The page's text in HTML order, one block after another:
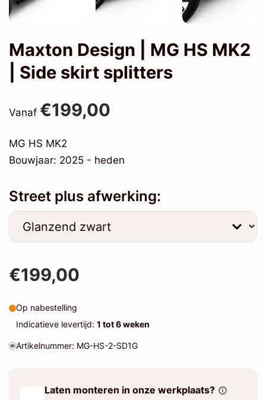
Maxton Design | MG HS MK2
| Side skirt splitters
Vanaf €199,00
MG HS MK2
Bouwjaar: 2025 - heden
Street plus afwerking:
€199,00
Op nabestelling
Indicatieve levertijd: 1 tot 6 weken
Artikelnummer: MG-HS-2-SD1G
Laten monteren in onze werkplaats?